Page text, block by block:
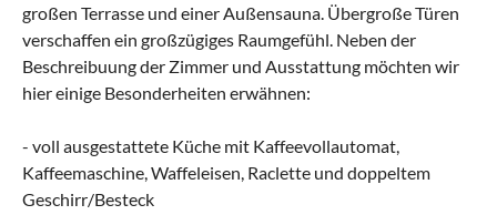
großen Terrasse und einer Außensauna. Übergroße Türen
verschaffen ein großzügiges Raumgefühl. Neben der
Beschreibuung der Zimmer und Ausstattung möchten wir
hier einige Besonderheiten erwähnen:
- voll ausgestattete Küche mit Kaffeevollautomat,
Kaffeemaschine, Waffeleisen, Raclette und doppeltem
Geschirr/Besteck